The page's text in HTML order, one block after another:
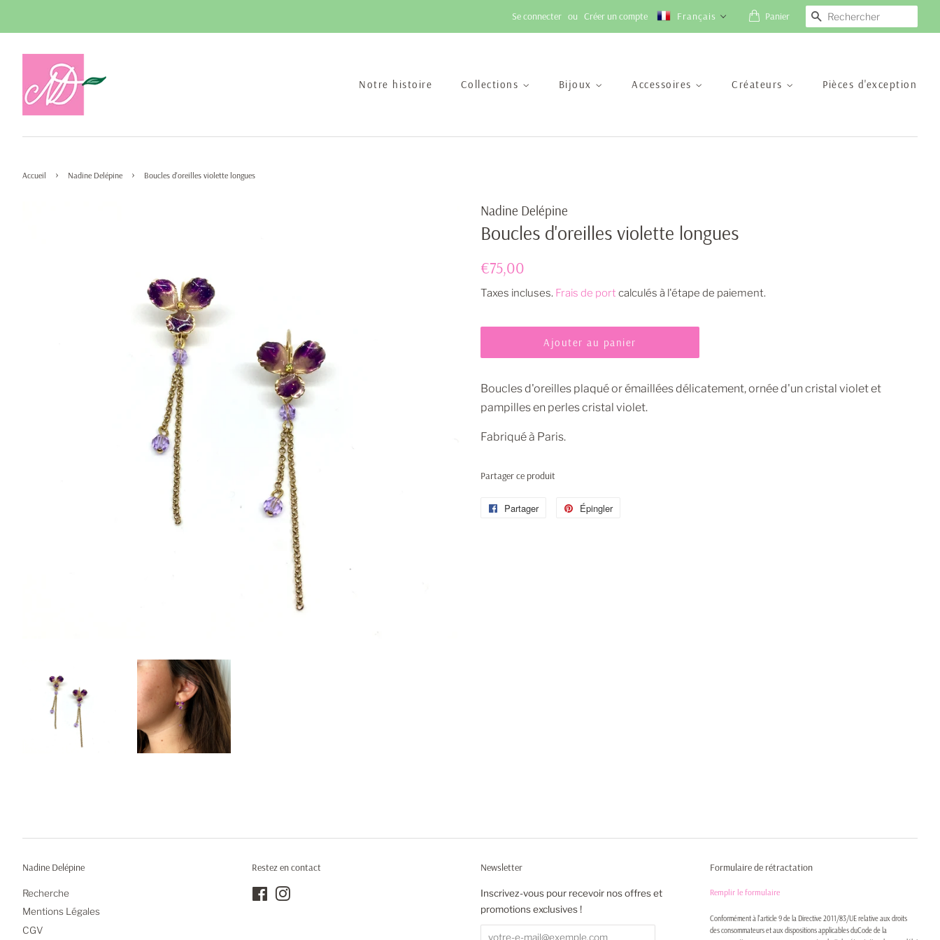
Se connecter ou Créer un compte Français Panier Recherche
Notre histoire Collections Bijoux Accessoires Créateurs Pièces d'exception
Accueil › Nadine Delépine › Boucles d'oreilles violette longues
Nadine Delépine
Boucles d'oreilles violette longues
Prix
€75,00
Taxes incluses. Frais de port calculés à l'étape de paiement.
Ajouter au panier
Boucles d'oreilles plaqué or émaillées délicatement, ornée d'un cristal violet et
pampilles en perles cristal violet.
Fabriqué à Paris.
Partager ce produit
Partager
Partager Épingler
Nadine Delépine
Recherche
Mentions Légales
CGV
Restez en contact
FacebookInstagram
Newsletter
Inscrivez-vous pour recevoir nos offres et
promotions exclusives !
Formulaire de rétractation
Remplir le formulaire
Conformément à l'article 9 de la Directive 2011/83/UE relative aux droits
des consommateurs et aux dispositions applicables duCode de la